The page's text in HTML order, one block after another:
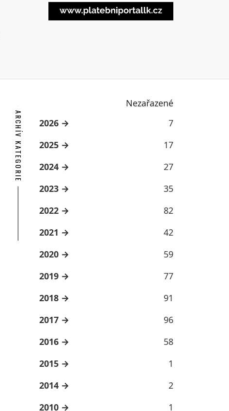
Nezařazené
ARCHÍV KATEGORIE 2026
7
2025
17
2024
27
2023
35
2022
82
2021
42
2020
59
2019
77
2018
91
2017
96
2016
58
2015
1
2014
2
2010
1